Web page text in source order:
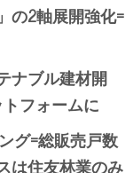
の2軸展開強化=
ナブル建材開
フォームに
グ=総販売戸数
は住友林業のみ